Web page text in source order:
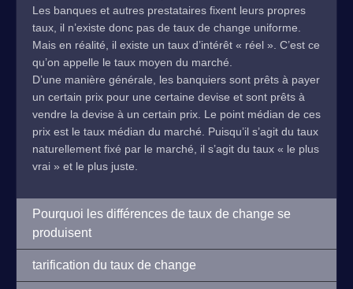
Les banques et autres prestataires fixent leurs propres
taux, il n’existe donc pas de taux de change uniforme.
Mais en réalité, il existe un taux d’intérêt « réel ». C’est ce
qu’on appelle le taux moyen du marché.
D’une manière générale, les banquiers sont prêts à payer
un certain prix pour une certaine devise et sont prêts à
vendre la devise à un certain prix. Le point médian de ces
prix est le taux médian du marché. Puisqu’il s’agit du taux
naturellement fixé par le marché, il s’agit du taux « le plus
vrai » et le plus juste.
Pourquoi les différences de taux de change se
produisent
tarification du taux de change